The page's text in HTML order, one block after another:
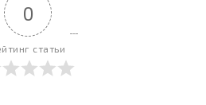
0
статьи